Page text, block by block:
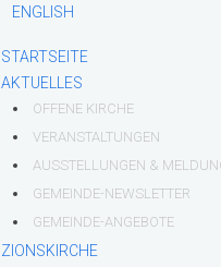
ENGLISH
STARTSEITE
AKTUELLES
OFFENE KIRCHE
VERANSTALTUNGEN
AUSSTELLUNGEN &
GEMEINDE-NEWSLETTER
GEMEINDE-ANGEBOTE
ZIONSKIRCHE